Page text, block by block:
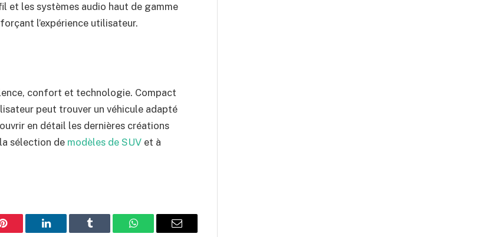
et les systèmes audio haut de gamme
l’expérience utilisateur.
confort et technologie. Compact
peut trouver un véhicule adapté
en détail les dernières créations
sélection de modèles de SUV et à
Pinterest LinkedIn Tumblr WhatsAppE-